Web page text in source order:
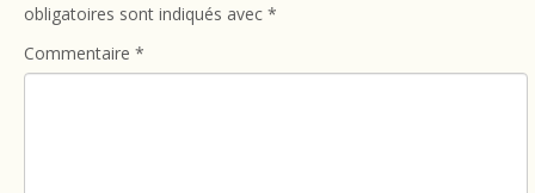
obligatoires sont indiqués avec *
Commentaire *